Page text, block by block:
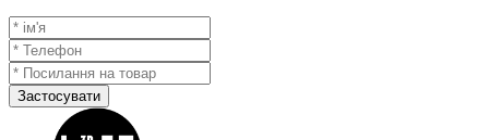
Застосувати